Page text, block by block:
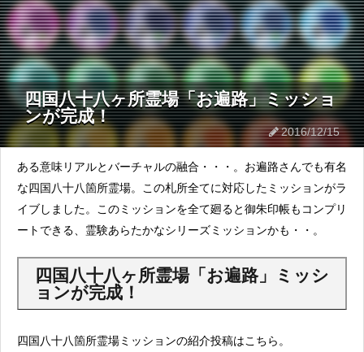
四国八十八ヶ所霊場「お遍路」ミッショ
ンが完成！
2016/12/15
ある意味リアルとバーチャルの融合・・・。お遍路さんでも有名
な四国八十八箇所霊場。この札所全てに対応したミッションがラ
イブしました。このミッションを全て廻ると御朱印帳もコンプリ
ートできる、霊験あらたかなシリーズミッションかも・・。
四国八十八ヶ所霊場「お遍路」ミッシ
ョンが完成！
四国八十八箇所霊場ミッションの紹介投稿はこちら。